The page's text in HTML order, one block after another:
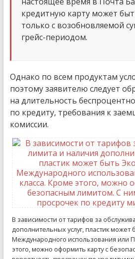
кредитную карту может
только с возобновляемой
грейс-периодом.
Однако по всем продуктам
поэтому заявителю следует
на длительность
по кредиту, требования к
комиссии.
В зависимости от тарифов за
дополнительных услуг, пластик может
Международного использования или
этого, можно оформить карту с